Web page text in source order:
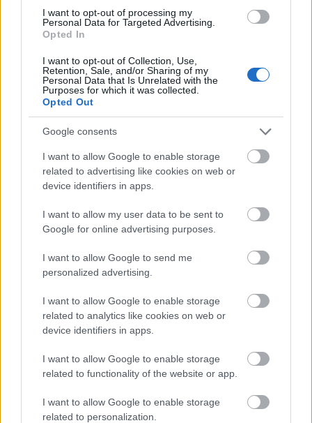
I want to opt-out of processing my
Personal Data for Targeted Advertising.
Opted In
I want to opt-out of Collection, Use,
Retention, Sale, and/or Sharing of my
Personal Data that Is Unrelated with the
Purposes for which it was collected.
Opted Out
Google consents
I want to allow Google to enable storage
related to advertising like cookies on web or
device identifiers in apps.
I want to allow my user data to be sent to
Google for online advertising purposes.
I want to allow Google to send me
personalized advertising.
I want to allow Google to enable storage
related to analytics like cookies on web or
device identifiers in apps.
I want to allow Google to enable storage
related to functionality of the website or app.
I want to allow Google to enable storage
related to personalization.
Polikarbonát lemez:
A modern és tartós
Rólunk, Szerzőinkről & Szerkesztési
Irányelveinkről
Fűtésszerelés Péter• 2026. március 26.
marketing
ÁTLÁTHATÓSÁG & MINŐSÉG
Rólunk, Szerzőinkről &
Szerkesztési ...